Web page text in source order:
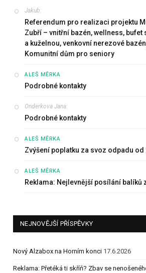
Jakub:
Referendum pro realizaci projektu
Zubří – vnitřní bazén, wellness, bufet
a kuželnou, venkovní nerezové
Komunitní dům pro seniory
ALEŠ MĚRKA:
Podrobné kontakty
Onderkova Jana:
Podrobné kontakty
ALEŠ MĚRKA:
Zvýšení poplatku za svoz odpadu od
ALEŠ MĚRKA:
Reklama: Nejlevnější posílání balíků
NEJNOVĚJŠÍ PŘÍSPĚVKY
Nový Alzabox na Horním konci 17.6.2026
Reklama: Přetéká ti skříň? Zbav se